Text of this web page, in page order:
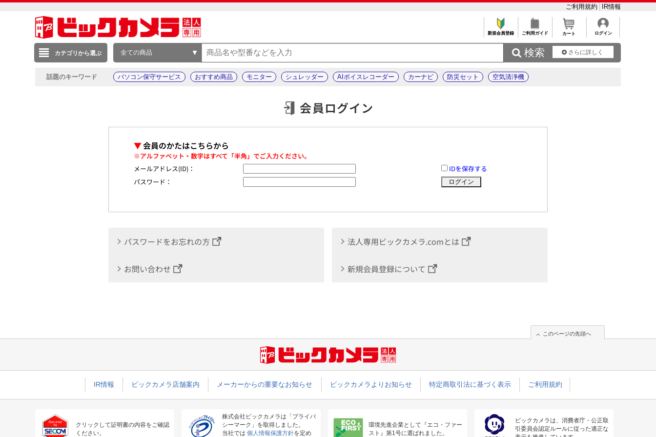
ご利用規約 IR情報
新規会員登録 ご利用ガイド カート ログイン
カテゴリから選ぶ 全ての商品  検索 さらに詳しく
話題のキーワード パソコン保守サービス おすすめ商品 モニター シュレッダー AIボイスレコーダー カーナビ 防災セット 空気清浄機
会員ログイン
▼会員のかたはこちらから
※アルファベット・数字はすべて「半角」でご入力ください。
メールアドレス(ID)：
IDを保存する
パスワード：
パスワードをお忘れの方 法人専用ビックカメラ.comとは
お問い合わせ 新規会員登録について
このページの先頭へ
IR情報 ビックカメラ店舗案内 メーカーからの重要なお知らせ ビックカメラよりお知らせ 特定商取引法に基づく表示 ご利用規約
クリックして証明書の内容をご確認
ください。
株式会社ビックカメラは「プライバ
シーマーク」を取得しました。
当社では 個人情報保護方針を定め
環境先進企業として『エコ・ファー
スト』第1号に選ばれました。
ビックカメラは、消費者庁・公正取
引委員会認定ルールに従った適正な